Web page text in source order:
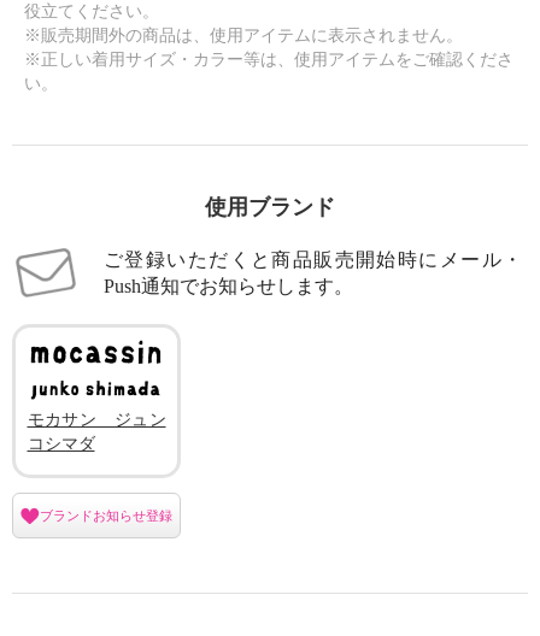
役立てください。
※販売期間外の商品は、使用アイテムに表示されません。
※正しい着用サイズ・カラー等は、使用アイテムをご確認くださ
い。
使用ブランド
ご登録いただくと商品販売開始時にメール・
Push通知でお知らせします。
モカサン ジュン
コシマダ
ブランドお知らせ登録